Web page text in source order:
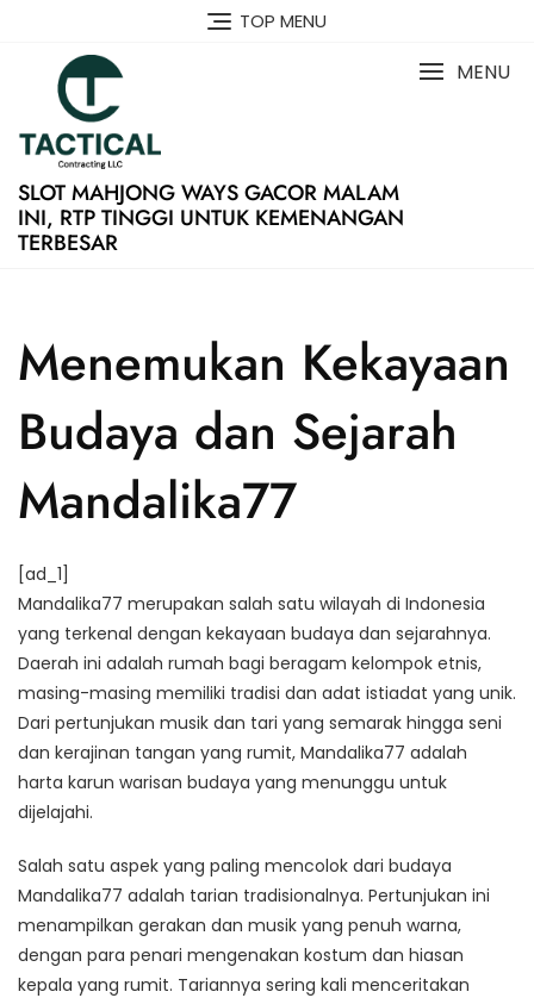
content
TOP MENU
SLOT MAHJONG WAYS GACOR MALAM
INI, RTP TINGGI UNTUK KEMENANGAN
TERBESAR
MENU
Menemukan Kekayaan
Budaya dan Sejarah
Mandalika77
[ad_1]
Mandalika77 merupakan salah satu wilayah di Indonesia
yang terkenal dengan kekayaan budaya dan sejarahnya.
Daerah ini adalah rumah bagi beragam kelompok etnis,
masing-masing memiliki tradisi dan adat istiadat yang unik.
Dari pertunjukan musik dan tari yang semarak hingga seni
dan kerajinan tangan yang rumit, Mandalika77 adalah
harta karun warisan budaya yang menunggu untuk
dijelajahi.
Salah satu aspek yang paling mencolok dari budaya
Mandalika77 adalah tarian tradisionalnya. Pertunjukan ini
menampilkan gerakan dan musik yang penuh warna,
dengan para penari mengenakan kostum dan hiasan
kepala yang rumit. Tariannya sering kali menceritakan